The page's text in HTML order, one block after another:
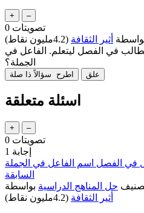
0 تصويتات
أثير الثقافة (4.2مليون
نقاط)
في الفصل ليتعلم. الفاعل في
الجملة؟
اسئلة متعلقة
0 تصويتات
1 إجابة
في الفصل اسم الفاعل في الجملة
السابقة
حل المناهج الدراسية بواسطة
أثير الثقافة (4.2مليون نقاط)